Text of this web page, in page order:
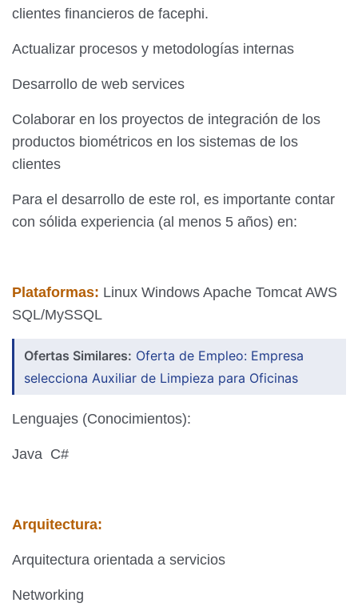
clientes financieros de facephi.
Actualizar procesos y metodologías internas
Desarrollo de web services
Colaborar en los proyectos de integración de los
productos biométricos en los sistemas de los
clientes
Para el desarrollo de este rol, es importante contar
con sólida experiencia (al menos 5 años) en:
Plataformas: Linux Windows Apache Tomcat AWS
SQL/MySSQL
Ofertas Similares: Oferta de Empleo: Empresa
selecciona Auxiliar de Limpieza para Oficinas
Lenguajes (Conocimientos):
Java C#
Arquitectura:
Arquitectura orientada a servicios
Networking